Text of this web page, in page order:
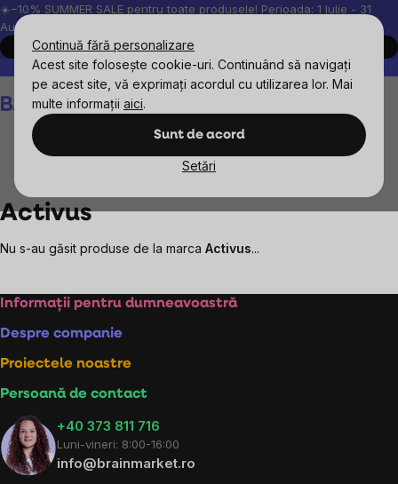
Continuă fără personalizare
Acest site folosește cookie-uri. Continuând să navigați
pe acest site, vă exprimați acordul cu utilizarea lor. Mai
multe informații aici.
Sunt de acord
Setări
Treci
la
conținut
☀️−10% SUMMER SALE pentru toate produsele! Perioada: 1 Iulie - 31
August, 2026.
Cumpără acum
Peste 200.000 de recenzii verificate
Produsele noastre sunt
Coş
de
Activus
Nu s-au găsit produse de la marca Activus...
Subsol
Informații pentru dumneavoastră
Despre companie
Proiectele noastre
Persoană de contact
+40 373 811 716
Luni-vineri: 8:00-16:00
info@brainmarket.ro